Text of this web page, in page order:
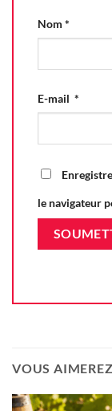
Nom *
E-mail *
le navigateur
VOUS